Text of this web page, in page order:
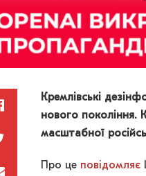
Кремлівські
нового покоління.
масштабної
Про це повідомляє